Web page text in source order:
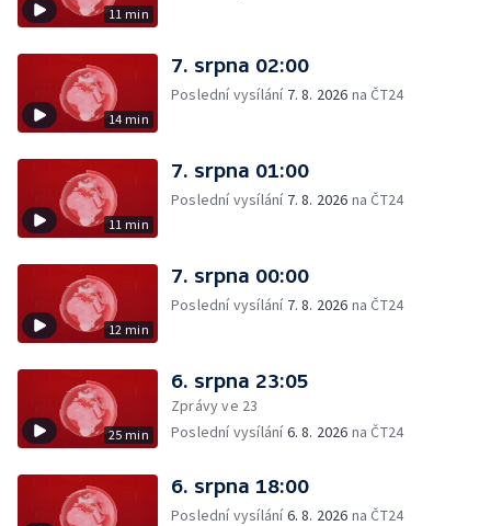
11 min
14 min
7. srpna 02:00
Poslední vysílání 7. 8. 2026 na ČT24
11 min
7. srpna 01:00
Poslední vysílání 7. 8. 2026 na ČT24
12 min
7. srpna 00:00
Poslední vysílání 7. 8. 2026 na ČT24
25 min
6. srpna 23:05
Zprávy ve 23
Poslední vysílání6. 8. 2026 na ČT24
6. srpna 18:00
Poslední vysílání6. 8. 2026 na ČT24